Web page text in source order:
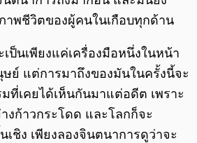
าพชีวิตของผู้คนในเกือบทุกด้าน
ป็นเพียงแค่เครื่องมือหนึ่งในหน้า
ย์ แต่การมาถึงของมันในครั้งนี้จะ
ที่เคยได้เห็นกันมาแต่อดีต เพราะ
งก้าวกระโดด และโลกก็จะ
เชิง เพียงลองจินตนาการดูว่าจะ